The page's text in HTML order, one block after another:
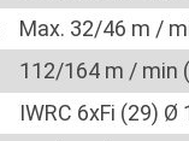
Max. 32/46 m /
112/164 m / min
IWRC 6xFi (29)